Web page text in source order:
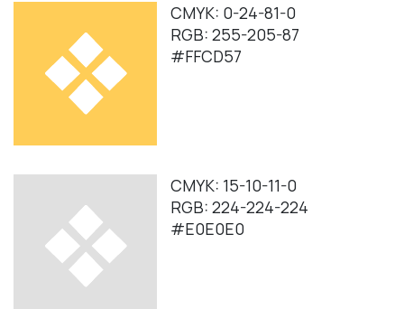
CMYK: 0-24-81-0
RGB: 255-205-87
#FFCD57
CMYK: 15-10-11-0
RGB: 224-224-224
#E0E0E0